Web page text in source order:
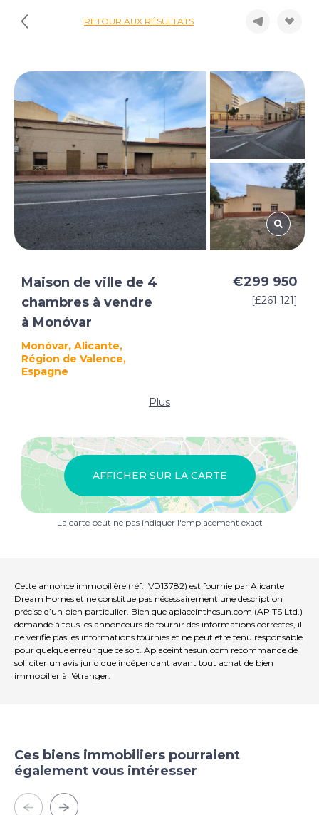
RETOUR AUX RÉSULTATS
Maison de ville de 4
chambres à vendre
à Monóvar
Monóvar, Alicante,
Région de Valence,
Espagne
€299 950
[£261 121]
Plus
AFFICHER SUR LA CARTE
La carte peut ne pas indiquer l'emplacement exact
Cette annonce immobilière (réf: IVD13782) est fournie par Alicante
Dream Homes et ne constitue pas nécessairement une description
précise d’un bien particulier. Bien que aplaceinthesun.com (APITS Ltd.)
demande à tous les annonceurs de fournir des informations correctes, il
ne vérifie pas les informations fournies et ne peut être tenu responsable
pour quelque erreur que ce soit. Aplaceinthesun.com recommande de
solliciter un avis juridique indépendant avant tout achat de bien
immobilier à l'étranger.
Ces biens immobiliers pourraient
également vous intéresser